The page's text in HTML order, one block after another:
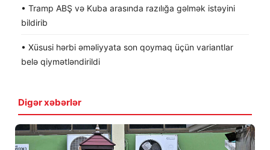
• Tramp ABŞ və Kuba arasında razılığa gəlmək istəyini
bildirib
• Xüsusi hərbi əməliyyata son qoymaq üçün variantlar
belə qiymətləndirildi
Digər xəbərlər